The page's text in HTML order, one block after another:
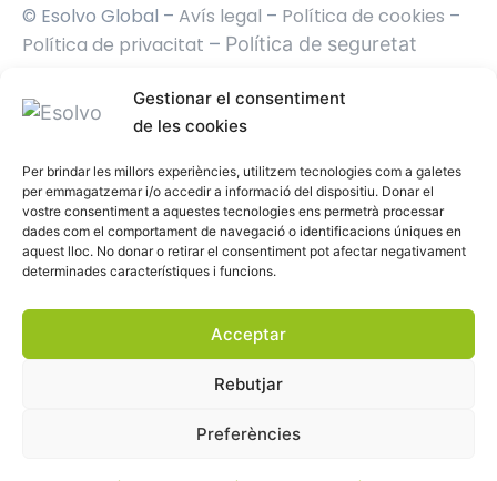
Gestionar el consentiment
de les cookies
Per brindar les millors experiències, utilitzem tecnologies com a galetes
per emmagatzemar i/o accedir a informació del dispositiu. Donar el
vostre consentiment a aquestes tecnologies ens permetrà processar
dades com el comportament de navegació o identificacions úniques en
aquest lloc. No donar o retirar el consentiment pot afectar negativament
determinades característiques i funcions.
Acceptar
Rebutjar
Preferències
© Esolvo Global – Avís legal – Política de cookies –
Política de privacitat – Política de seguretat